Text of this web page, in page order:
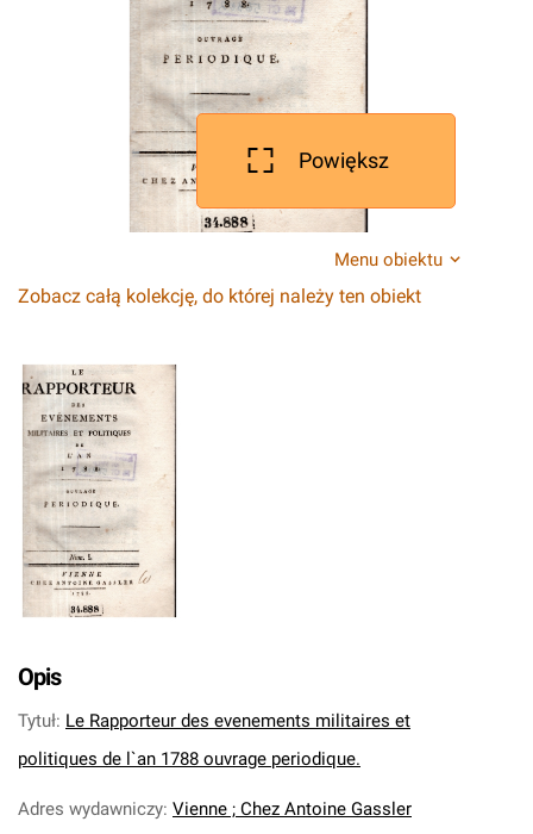
Powiększ
Menu obiektu
Zobacz całą kolekcję, do której należy ten obiekt
Opis
Tytuł: Le Rapporteur des evenements militaires et
politiques de l`an 1788 ouvrage periodique.
Adres wydawniczy: Vienne ; Chez Antoine Gassler